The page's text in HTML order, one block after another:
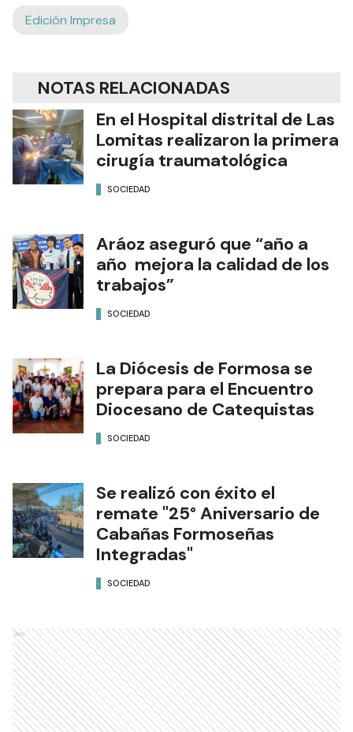
Edición Impresa
NOTAS RELACIONADAS
En el Hospital distrital de Las
Lomitas realizaron la primera
cirugía traumatológica
SOCIEDAD
Aráoz aseguró que “año a
año mejora la calidad de los
trabajos”
SOCIEDAD
La Diócesis de Formosa se
prepara para el Encuentro
Diocesano de Catequistas
SOCIEDAD
Se realizó con éxito el
remate "25° Aniversario de
Cabañas Formoseñas
Integradas"
SOCIEDAD
Ads